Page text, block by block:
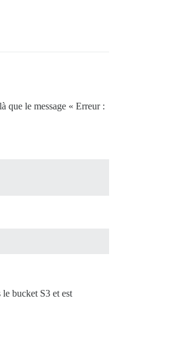
que le message « Erreur :
bucket S3 et est